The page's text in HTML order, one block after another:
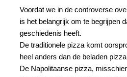
Voordat we in de controverse
is het belangrijk om te begrijpen
geschiedenis heeft.
De traditionele pizza komt
heel anders dan de beladen
De Napolitaanse pizza,